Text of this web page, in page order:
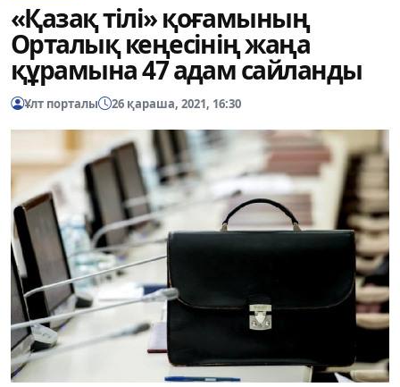
«Қазақ тілі» қоғамының
Орталық кеңесінің жаңа
құрамына 47 адам сайланды
Ұлт порталы 26 қараша, 2021, 16:30